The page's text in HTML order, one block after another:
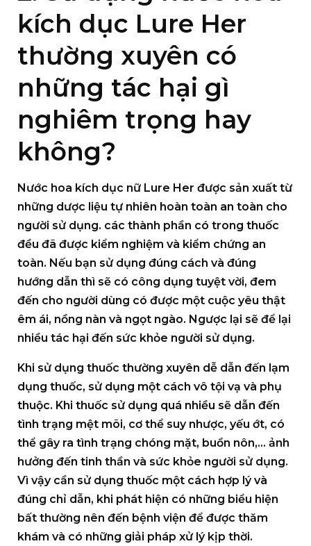
kích dục Lure Her
thường xuyên có
những tác hại gì
nghiêm trọng hay
không?
Nước hoa kích dục nữ Lure Her được sản xuất từ
những dược liệu tự nhiên hoàn toàn an toàn cho
người sử dụng. các thành phần có trong thuốc
đều đã được kiểm nghiệm và kiểm chứng an
toàn. Nếu bạn sử dụng đúng cách và đúng
hướng dẫn thì sẽ có công dụng tuyệt vời, đem
đến cho người dùng có được một cuộc yêu thật
êm ái, nồng nàn và ngọt ngào. Ngược lại sẽ để lại
nhiều tác hại đến sức khỏe người sử dụng.
Khi sử dụng thuốc thường xuyên dễ dẫn đến lạm
dụng thuốc, sử dụng một cách vô tội vạ và phụ
thuộc. Khi thuốc sử dụng quá nhiều sẽ dẫn đến
tình trạng mệt mõi, cơ thể suy nhược, yếu ớt, có
thể gây ra tình trạng chóng mặt, buồn nôn,… ảnh
hưởng đến tinh thần và sức khỏe người sử dụng.
Vì vậy cần sử dụng thuốc một cách hợp lý và
đúng chỉ dẫn, khi phát hiện có những biểu hiện
bất thường nên đến bệnh viện để được thăm
khám và có những giải pháp xử lý kịp thời.